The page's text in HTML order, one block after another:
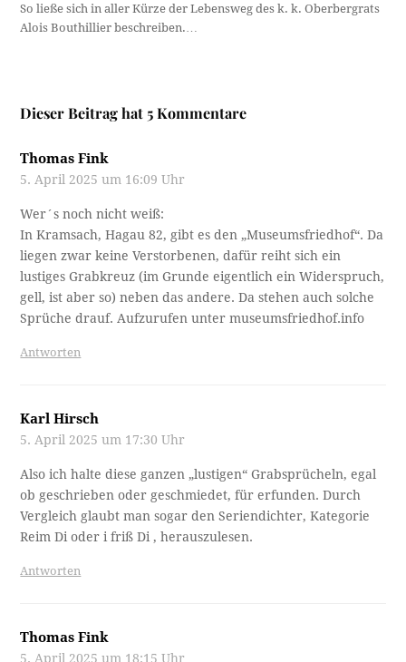
So ließe sich in aller Kürze der Lebensweg des k. k. Oberbergrats
Alois Bouthillier beschreiben.…
Dieser Beitrag hat 5 Kommentare
Thomas Fink
5. April 2025 um 16:09 Uhr
Wer´s noch nicht weiß:
In Kramsach, Hagau 82, gibt es den „Museumsfriedhof“. Da
liegen zwar keine Verstorbenen, dafür reiht sich ein
lustiges Grabkreuz (im Grunde eigentlich ein Widerspruch,
gell, ist aber so) neben das andere. Da stehen auch solche
Sprüche drauf. Aufzurufen unter museumsfriedhof.info
Antworten
Karl Hirsch
5. April 2025 um 17:30 Uhr
Also ich halte diese ganzen „lustigen“ Grabsprücheln, egal
ob geschrieben oder geschmiedet, für erfunden. Durch
Vergleich glaubt man sogar den Seriendichter, Kategorie
Reim Di oder i friß Di , herauszulesen.
Antworten
Thomas Fink
5. April 2025 um 18:15 Uhr